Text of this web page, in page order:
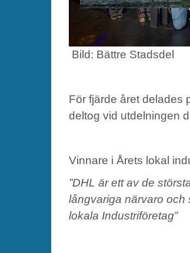
Bild: Bättre Stadsdel
För fjärde året delades
deltog vid utdelningen
Vinnare i Årets lokal
”DHL är ett av de
långvariga närvaro och
lokala Industriföretag”